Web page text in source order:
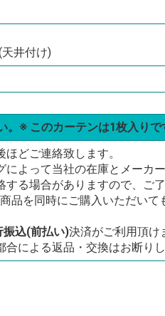
井付け)
。※ このカーテンは1枚入りで
どご連絡致します。
によって当社の在庫とメーカ
る場合がありますので、ご了
品を同時にご購入いただい
振込(前払い)決済がご利用頂け
による返品・交換はお断りし